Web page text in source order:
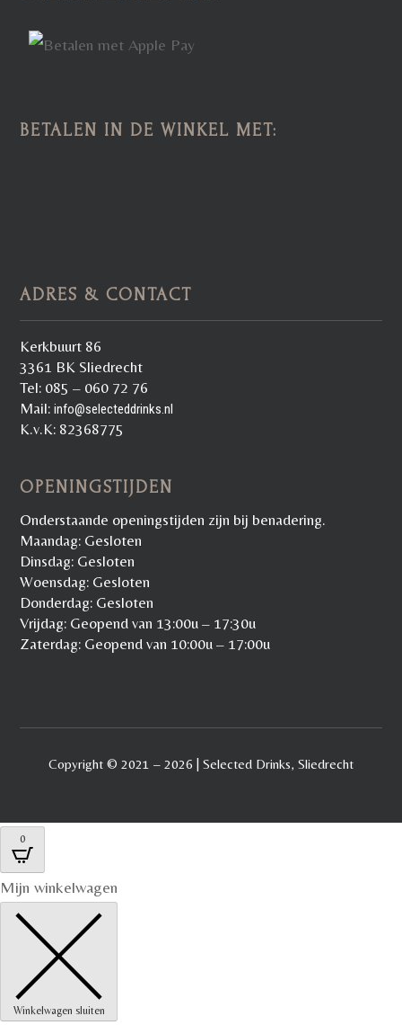
BETALEN IN DE WINKEL MET:
ADRES & CONTACT
Kerkbuurt 86
3361 BK Sliedrecht
Tel: 085 – 060 72 76
Mail:info@selecteddrinks.nl
K.v.K: 82368775
OPENINGSTIJDEN
Onderstaande openingstijden zijn bij benadering.
Maandag: Gesloten
Dinsdag: Gesloten
Woensdag: Gesloten
Donderdag: Gesloten
Vrijdag: Geopend van 13:00u – 17:30u
Zaterdag: Geopend van 10:00u – 17:00u
Copyright © 2021 – 2026 | Selected Drinks, Sliedrecht
0
Mijn winkelwagen
Winkelwagen sluiten